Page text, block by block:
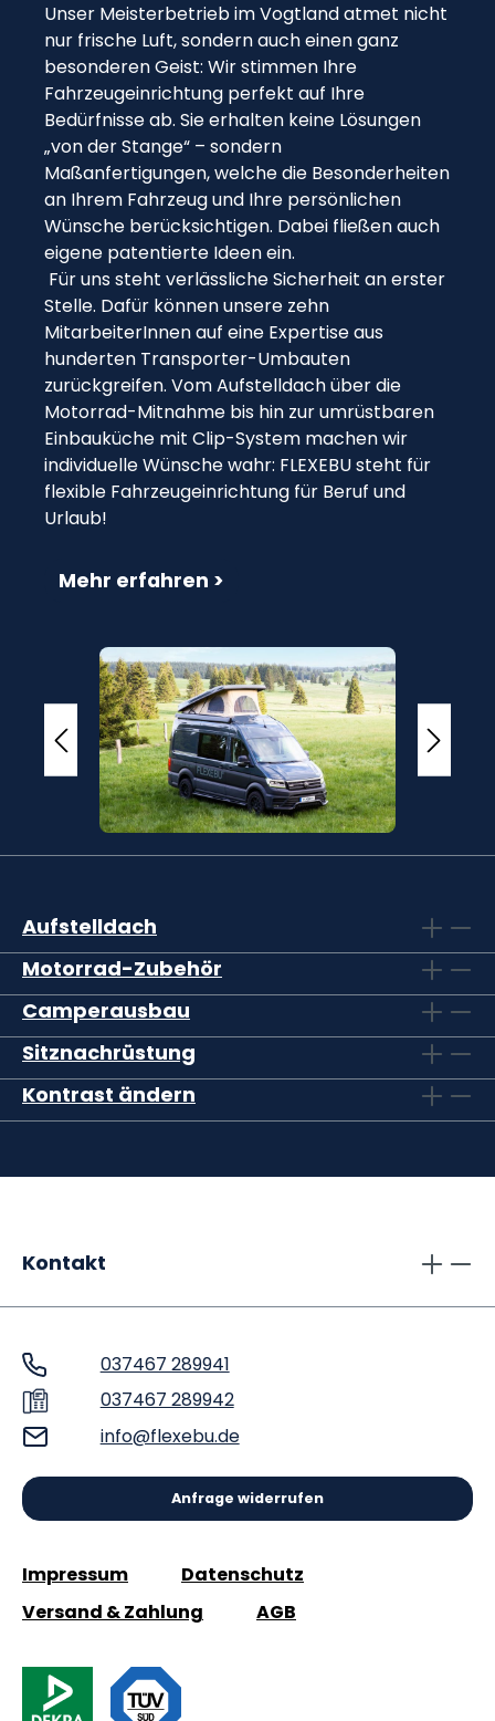
Unser Meisterbetrieb im Vogtland atmet nicht
nur frische Luft, sondern auch einen ganz
besonderen Geist: Wir stimmen Ihre
Fahrzeugeinrichtung perfekt auf Ihre
Bedürfnisse ab. Sie erhalten keine Lösungen
„von der Stange“ – sondern
Maßanfertigungen, welche die Besonderheiten
an Ihrem Fahrzeug und Ihre persönlichen
Wünsche berücksichtigen. Dabei fließen auch
eigene patentierte Ideen ein.
Für uns steht verlässliche Sicherheit an erster
Stelle. Dafür können unsere zehn
MitarbeiterInnen auf eine Expertise aus
hunderten Transporter-Umbauten
zurückgreifen. Vom Aufstelldach über die
Motorrad-Mitnahme bis hin zur umrüstbaren
Einbauküche mit Clip-System machen wir
individuelle Wünsche wahr: FLEXEBU steht für
flexible Fahrzeugeinrichtung für Beruf und
Urlaub!
Mehr erfahren >
Bildergalerie überspringen
Aufstelldach
Motorrad-Zubehör
Camperausbau
Sitznachrüstung
Kontrast ändern
Kontakt
037467 289941
037467 289942
info@flexebu.de
Anfrage widerrufen
Impressum
Datenschutz
Versand & Zahlung
AGB